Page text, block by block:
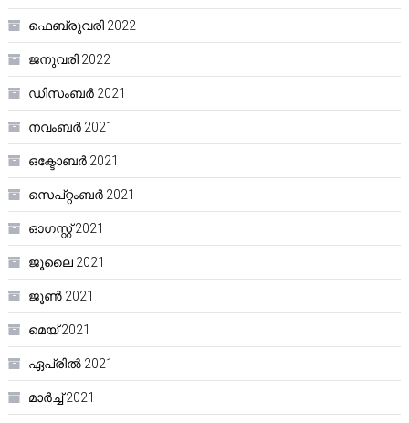
ഫെബ്രുവരി 2022
ജനുവരി 2022
ഡിസംബർ 2021
നവംബർ 2021
ഒക്ടോബർ 2021
സെപ്റ്റംബർ 2021
ഓഗസ്റ്റ്‌ 2021
ജൂലൈ 2021
ജൂൺ 2021
മെയ്‌ 2021
ഏപ്രിൽ 2021
മാർച്ച്‌ 2021